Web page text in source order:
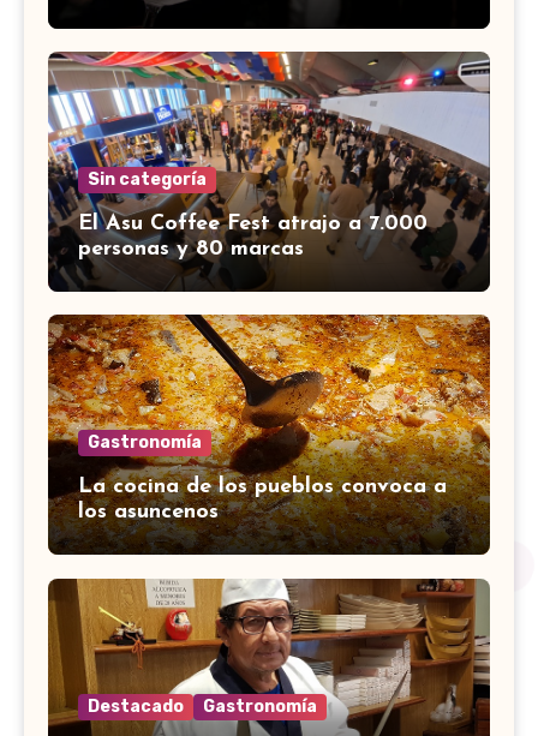
Sin categoría
El Asu Coffee Fest atrajo a 7.000
personas y 80 marcas
Gastronomía
La cocina de los pueblos convoca a
los asuncenos
Destacado Gastronomía